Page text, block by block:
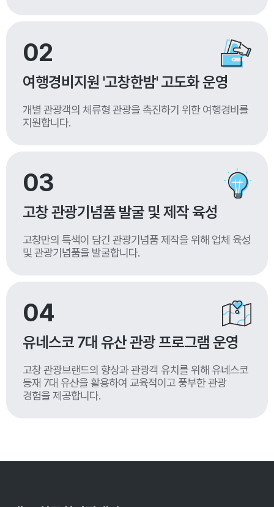
02
여행경비지원 '고창한밤' 고도화 운영
개별 관광객의 체류형 관광을 촉진하기 위한 여행경비를
지원합니다.
03
고창 관광기념품 발굴 및 제작 육성
고창만의 특색이 담긴 관광기념품 제작을 위해 업체 육성
및 관광기념품을 발굴합니다.
04
유네스코 7대 유산 관광 프로그램 운영
고창 관광브랜드의 향상과 관광객 유치를 위해 유네스코
등재 7대 유산을 활용하여 교육적이고 풍부한 관광
경험을 제공합니다.